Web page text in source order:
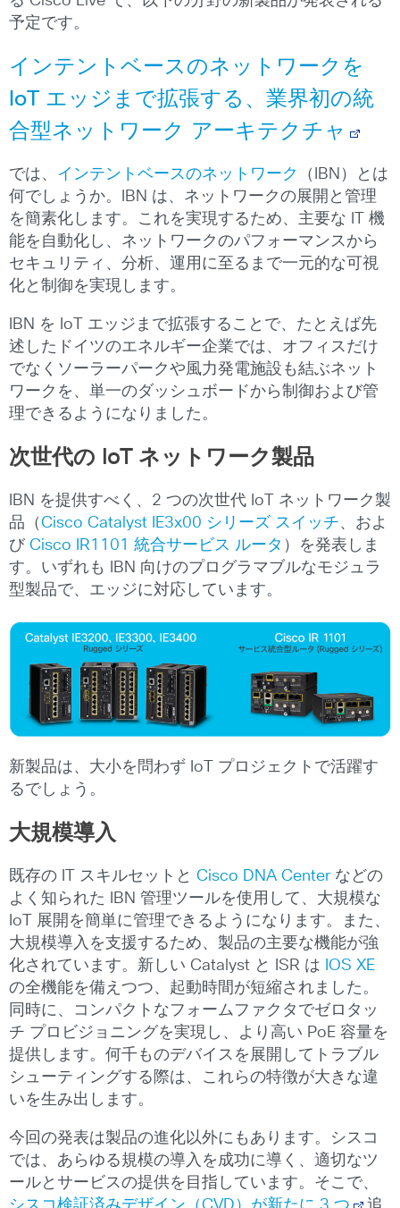
予定です。
インテントベースのネットワークを
IoT エッジまで拡張する、業界初の統
合型ネットワーク アーキテクチャ
では、 インテントベースのネットワーク
（IBN）とは
何でしょうか。IBN は、ネットワークの展開と管理
を簡素化します。これを実現するため、主要な IT 機
能を自動化し、ネットワークのパフォーマンスから
セキュリティ、分析、運用に至るまで一元的な可視
化と制御を実現します。
IBN を IoT エッジまで拡張することで、たとえば先
述したドイツのエネルギー企業では、オフィスだけ
でなくソーラーパークや風力発電施設も結ぶネット
ワークを、単一のダッシュボードから制御および管
理できるようになりました。
次世代の IoT ネットワーク製品
IBN を提供すべく、2 つの次世代 IoT ネットワーク製
品（Cisco Catalyst IE3x00 シリーズ スイッチ、およ
び Cisco IR1101 統合サービス ルータ ）を発表しま
す。いずれも IBN 向けのプログラマブルなモジュラ
型製品で、エッジに対応しています。
新製品は、大小を問わず IoT プロジェクトで活躍す
るでしょう。
大規模導入
既存の IT スキルセットと Cisco DNA Centerなどの
よく知られた IBN 管理ツールを使用して、大規模な
IoT 展開を簡単に管理できるようになります。また、
大規模導入を支援するため、製品の主要な機能が強
化されています。新しい Catalyst と ISR は IOS XE
の全機能を備えつつ、起動時間が短縮されました。
同時に、コンパクトなフォームファクタでゼロタッ
チ プロビジョニングを実現し、より高い PoE 容量を
提供します。何千ものデバイスを展開してトラブル
シューティングする際は、これらの特徴が大きな違
いを生み出します。
今回の発表は製品の進化以外にもあります。シスコ
では、あらゆる規模の導入を成功に導く、適切なツ
ールとサービスの提供を目指しています。そこで、